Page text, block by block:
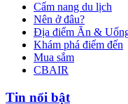
Cẩm nang du lịch
Nên ở đâu?
Địa điểm Ăn &
Khám phá điểm đến
Mua sắm
CBAIR
Tin nổi bật